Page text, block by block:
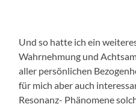
Und so hatte ich ein
Wahrnehmung und
aller persönlichen
für mich aber auch
Resonanz- Phänomene